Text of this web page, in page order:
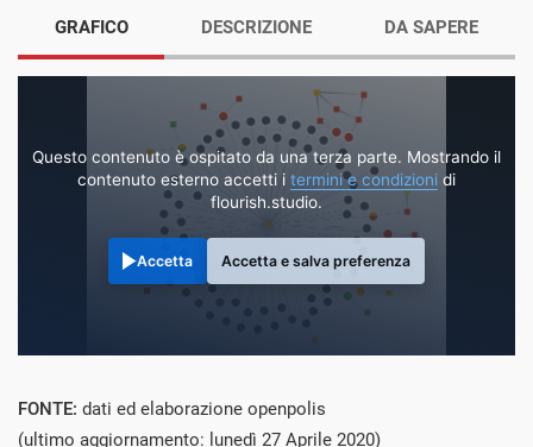
GRAFICO
Questo contenuto è ospitato da una terza parte. Mostrando il
contenuto esterno accetti i termini e condizioni di
flourish.studio.
Accetta Accetta e salva preferenza
DESCRIZIONE DA SAPERE
FONTE: dati ed elaborazione openpolis
(ultimo aggiornamento: lunedì 27 Aprile 2020)